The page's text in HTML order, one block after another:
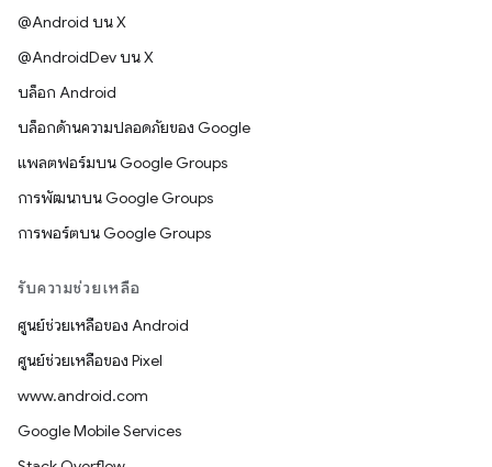
@Android บน X
@AndroidDev บน X
บล็อก Android
บล็อกด้านความปลอดภัยของ Google
แพลตฟอร์มบน Google Groups
การพัฒนาบน Google Groups
การพอร์ตบน Google Groups
รับความช่วยเหลือ
ศูนย์ช่วยเหลือของ Android
ศูนย์ช่วยเหลือของ Pixel
www.android.com
Google Mobile Services